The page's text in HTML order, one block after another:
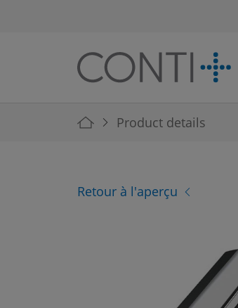
You are here:
Product details
Retour à l'aperçu